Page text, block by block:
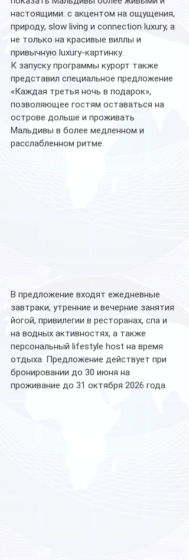
настоящими: с акцентом на ощущения,
природу, slow living и connection luxury, а
не только на красивые виллы и
привычную luxury-картинку.
К запуску программы курорт также
представил специальное предложение
«Каждая третья ночь в подарок»,
позволяющее гостям оставаться на
острове дольше и проживать
Мальдивы в более медленном и
расслабленном ритме.
В предложение входят ежедневные
завтраки, утренние и вечерние занятия
йогой, привилегии в ресторанах, спа и
на водных активностях, а также
персональный lifestyle host на время
отдыха. Предложение действует при
бронировании до 30 июня на
проживание до 31 октября 2026 года.